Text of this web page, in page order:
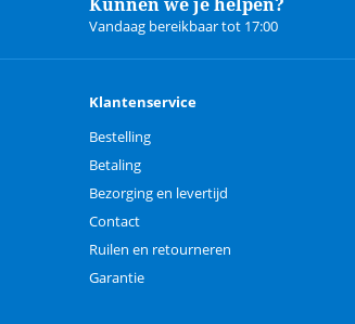
Vandaag bereikbaar tot 17:00
Klantenservice
Bestelling
Betaling
Bezorging en levertijd
Contact
Ruilen en retourneren
Garantie